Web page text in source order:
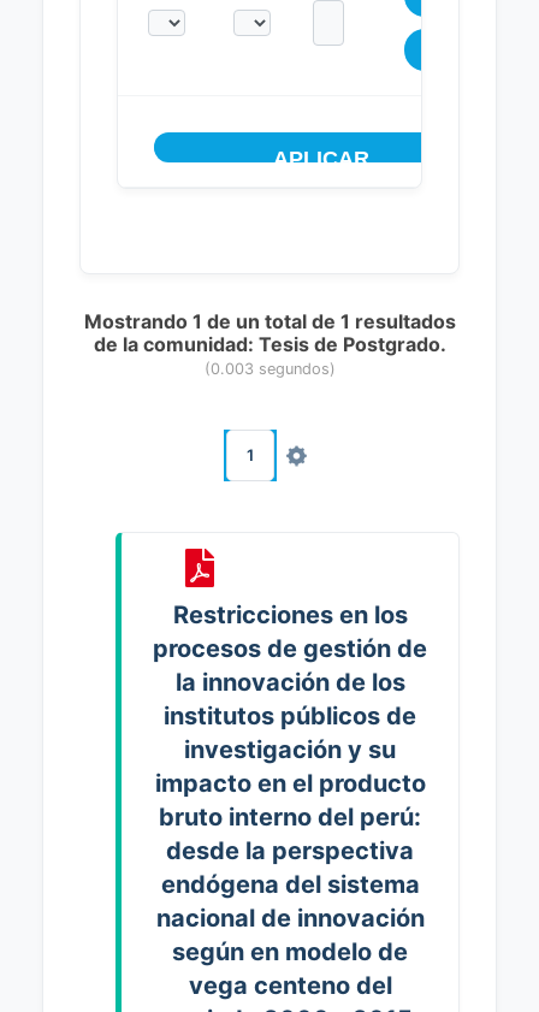
Mostrando 1 de un total de 1 resultados
de la comunidad: Tesis de Postgrado.
(0.003 segundos)
1
Restricciones en los
procesos de gestión de
la innovación de los
institutos públicos de
investigación y su
impacto en el producto
bruto interno del perú:
desde la perspectiva
endógena del sistema
nacional de innovación
según en modelo de
vega centeno del